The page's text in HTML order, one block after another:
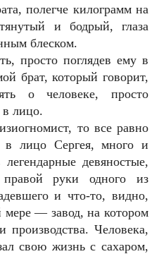
полегче килограмм на
и бодрый, глаза
блеском.
просто поглядев ему в
брат, который говорит,
о человеке, просто
в лицо.
то все равно
в лицо Сергея, много и
девяностые,
руки одного из
и что-то, видно,
мере — завод, на котором
производства. Человека,
свою жизнь с сахаром,